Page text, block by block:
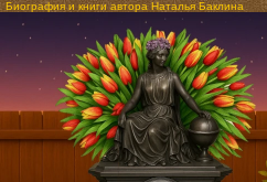
Биография и книги автора Наталья Баклина